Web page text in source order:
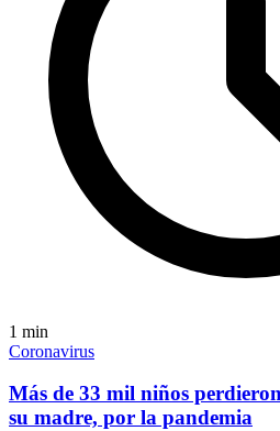
1 min
Coronavirus
Más de 33 mil niños
su madre, por la pandemia